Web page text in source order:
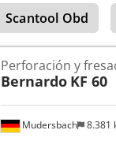
Scantool Obd
Mudersbach 8.381
Perforación y
Bernardo KF 60